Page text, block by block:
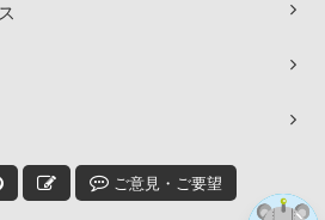
ご意見・ご要望